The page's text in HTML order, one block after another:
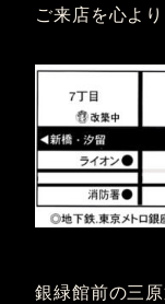
ご来店を心よ
銀緑館前の三